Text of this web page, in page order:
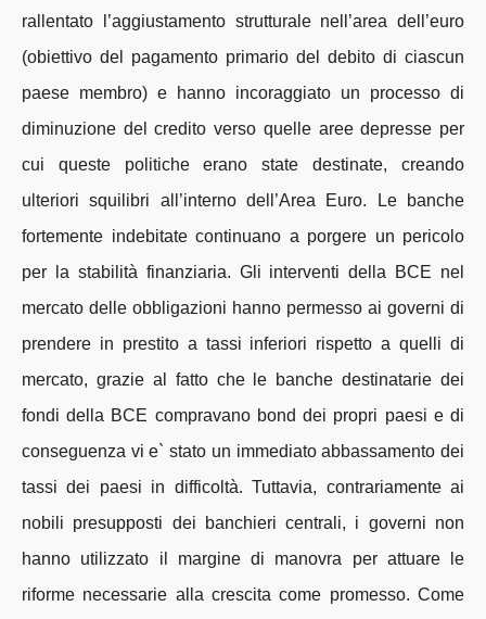
rallentato l’aggiustamento strutturale nell’area dell’euro
(obiettivo del pagamento primario del debito di ciascun
paese membro) e hanno incoraggiato un processo di
diminuzione del credito verso quelle aree depresse per
cui queste politiche erano state destinate, creando
ulteriori squilibri all’interno dell’Area Euro. Le banche
fortemente indebitate continuano a porgere un pericolo
per la stabilità finanziaria. Gli interventi della BCE nel
mercato delle obbligazioni hanno permesso ai governi di
prendere in prestito a tassi inferiori rispetto a quelli di
mercato, grazie al fatto che le banche destinatarie dei
fondi della BCE compravano bond dei propri paesi e di
conseguenza vi e` stato un immediato abbassamento dei
tassi dei paesi in difficoltà. Tuttavia, contrariamente ai
nobili presupposti dei banchieri centrali, i governi non
hanno utilizzato il margine di manovra per attuare le
riforme necessarie alla crescita come promesso. Come